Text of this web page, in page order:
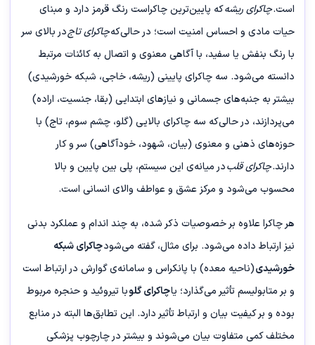
است.چاکرای ریشهکه پایین‌ترین چاکراست رنگ قرمز دارد و مبنای
حیات مادی و احساس امنیت است؛ در حالی‌کهچاکرای تاجدر بالای سر
با رنگ بنفش یا سفید، با آگاهی معنوی و اتصال به کائنات مرتبط
دانسته می‌شود. سه چاکرای پایینی (ریشه، خاجی، شبکه خورشیدی)
بیشتر به جنبه‌های جسمانی و نیازهای ابتدایی (بقا، جنسیت، اراده)
می‌پردازند، در حالی‌که سه چاکرای بالایی (گلو، چشم سوم، تاج) با
حوزه‌های ذهنی و معنوی (بیان، شهود، خودآگاهی) سر و کار
دارند.چاکرای قلبدر میانه‌ی این سیستم، پلی بین پایین و بالا
محسوب می‌شود و مرکز عشق و عواطف والای انسانی است.
هر چاکرا علاوه بر خصوصیات ذکر شده، به چند اندام و عملکرد بدنی
نیز ارتباط داده می‌شود. برای مثال، گفته می‌شودچاکرای شبکه
خورشیدی(ناحیه معده) با پانکراس و سامانه‌ی گوارش در ارتباط است
و بر متابولیسم تأثیر می‌گذارد؛ یاچاکرای گلوبا تیروئید و حنجره مربوط
بوده و بر کیفیت بیان و ارتباط تأثیر دارد. این تطابق‌ها البته در منابع
مختلف کمی متفاوت بیان می‌شوند و بیشتر در چارچوب پزشکی